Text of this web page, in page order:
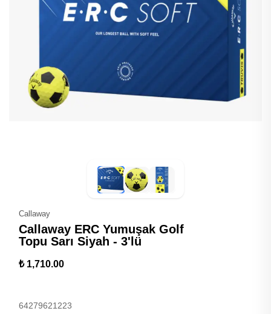
Callaway
Callaway ERC Yumuşak Golf
Topu Sarı Siyah - 3'lü
₺ 1,710.00
64279621223